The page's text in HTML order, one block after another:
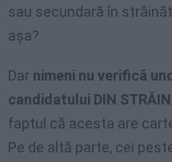
sau secundară în
așa?
Dar nimeni nu verifică
candidatului DIN
faptul că acesta are
Pe de altă parte, cei